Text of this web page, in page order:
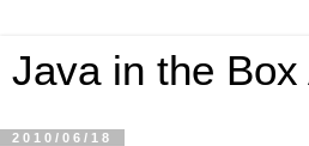
Java in the Box
2010/06/18